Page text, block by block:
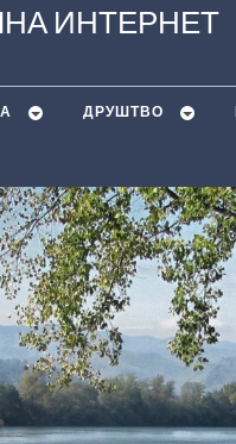
ИНТЕРНЕТ
ДРУШТВО